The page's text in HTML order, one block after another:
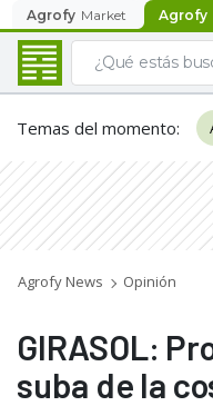
Agrofy Market Agrofy
Temas del momento:
Agrofy News Opinión
GIRASOL:
suba de la